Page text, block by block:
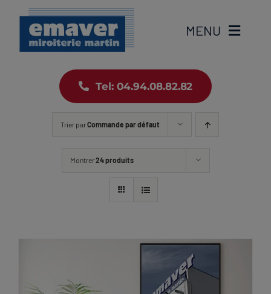
Passer
contenu
MENU
Tel: 04.94.08.82.82
Trier parCommande par défaut
Montrer24 produits